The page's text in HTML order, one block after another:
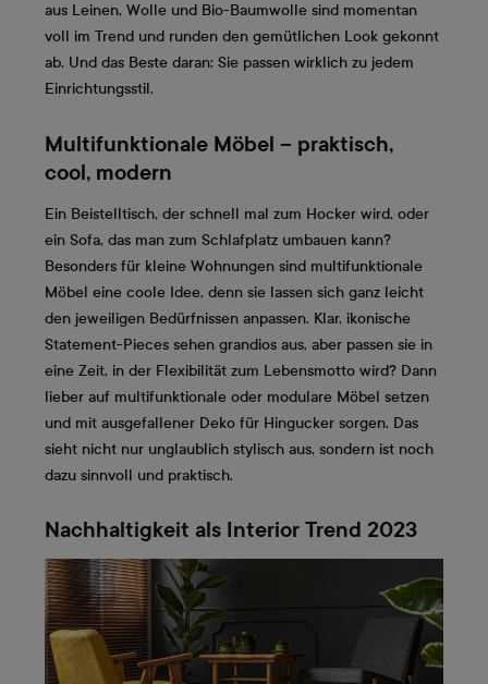
aus Leinen, Wolle und Bio-Baumwolle sind momentan
voll im Trend und runden den gemütlichen Look gekonnt
ab. Und das Beste daran: Sie passen wirklich zu jedem
Einrichtungsstil.
Multifunktionale Möbel – praktisch,
cool, modern
Ein Beistelltisch, der schnell mal zum Hocker wird, oder
ein Sofa, das man zum Schlafplatz umbauen kann?
Besonders für kleine Wohnungen sind multifunktionale
Möbel eine coole Idee, denn sie lassen sich ganz leicht
den jeweiligen Bedürfnissen anpassen. Klar, ikonische
Statement-Pieces sehen grandios aus, aber passen sie in
eine Zeit, in der Flexibilität zum Lebensmotto wird? Dann
lieber auf multifunktionale oder modulare Möbel setzen
und mit ausgefallener Deko für Hingucker sorgen. Das
sieht nicht nur unglaublich stylisch aus, sondern ist noch
dazu sinnvoll und praktisch.
Nachhaltigkeit als Interior Trend 2023